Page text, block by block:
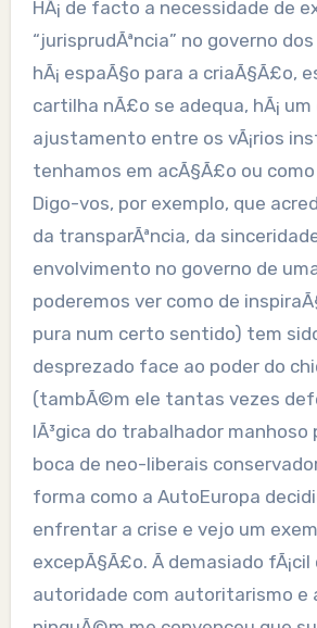
HÃ¡ de facto a necessidade de
“jurisprudÃªncia” no governo
hÃ¡ espaÃ§o para a criaÃ§Ã£o,
cartilha nÃ£o se adequa, hÃ¡
ajustamento entre os vÃ¡rios
tenhamos em acÃ§Ã£o ou
Digo-vos, por exemplo, que
da transparÃªncia, da
envolvimento no governo de
poderemos ver como de
pura num certo sentido) tem
desprezado face ao poder do
(tambÃ©m ele tantas vezes
lÃ³gica do trabalhador manhoso
boca de neo-liberais
forma como a AutoEuropa
enfrentar a crise e vejo um
excepÃ§Ã£o. Ã demasiado
autoridade com autoritarismo e